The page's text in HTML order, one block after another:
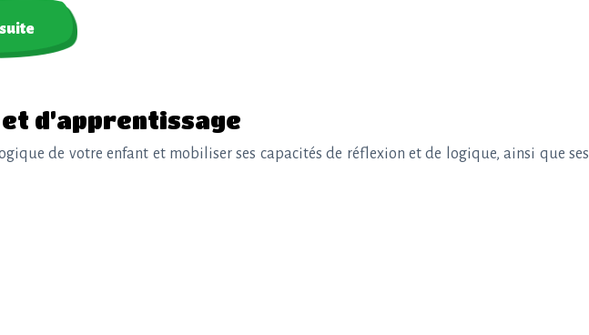
d’apprentissage
de votre enfant et mobiliser ses capacités de réflexion et de logique, ainsi que ses